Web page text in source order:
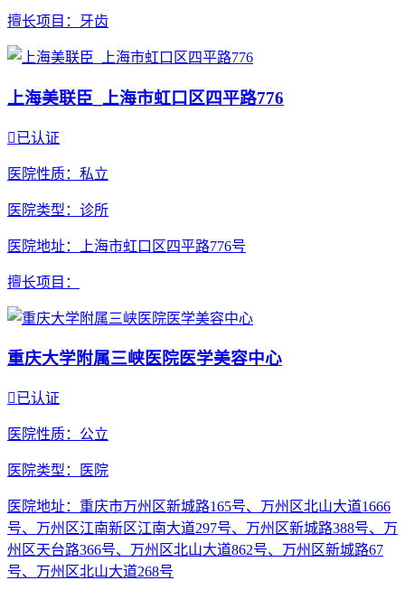
擅长项目 ：牙齿
上海美联臣_上海市虹口区四平路776
已认证
医院性质：私立
医院类型 ：诊所
医院地址：上海市虹口区四平路776号
擅长项目 ：
重庆大学附属三峡医院医学美容中心
已认证
医院性质：公立
医院类型 ：医院
医院地址：重庆市万州区新城路165号、万州区北山大道1666
号、万州区江南新区江南大道297号、万州区新城路388号、万
州区天台路366号、万州区北山大道862号、万州区新城路67
号、万州区北山大道268号